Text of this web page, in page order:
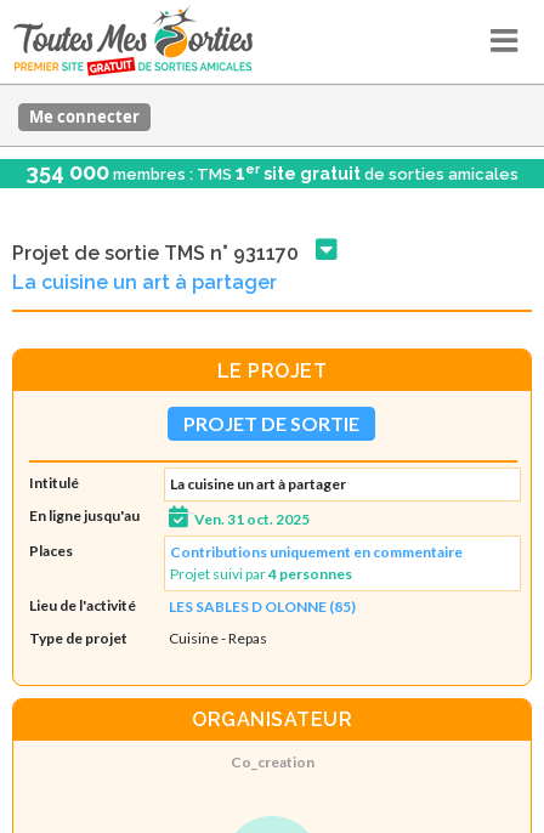
Me connecter
354 000 membres : TMS 1er site gratuit de sorties amicales
Projet de sortie TMS n° 931170
La cuisine un art à partager
LE PROJET
PROJET DE SORTIE
Intitulé
La cuisine un art à partager
En ligne jusqu'au
Ven. 31 oct. 2025
Places
Contributions uniquement en commentaire
Projet suivi par4 personnes
Lieu de l'activité
LES SABLES D OLONNE (85)
Type de projet
Cuisine- Repas
ORGANISATEUR
Co_creation